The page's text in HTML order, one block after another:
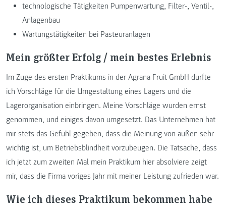
technologische Tätigkeiten Pumpenwartung, Filter-, Ventil-,
Anlagenbau
Wartungstätigkeiten bei Pasteuranlagen
Mein größter Erfolg / mein bestes Erlebnis
Im Zuge des ersten Praktikums in der Agrana Fruit GmbH durfte
ich Vorschläge für die Umgestaltung eines Lagers und die
Lagerorganisation einbringen. Meine Vorschläge wurden ernst
genommen, und einiges davon umgesetzt. Das Unternehmen hat
mir stets das Gefühl gegeben, dass die Meinung von außen sehr
wichtig ist, um Betriebsblindheit vorzubeugen. Die Tatsache, dass
ich jetzt zum zweiten Mal mein Praktikum hier absolviere zeigt
mir, dass die Firma voriges Jahr mit meiner Leistung zufrieden war.
Wie ich dieses Praktikum bekommen habe